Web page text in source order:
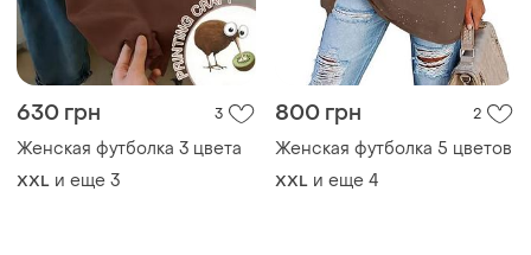
630 грн 3
Женская футболка 3 цвета
XXL и еще 3
800 грн 2
Женская футболка 5 цветов
XXL и еще 4